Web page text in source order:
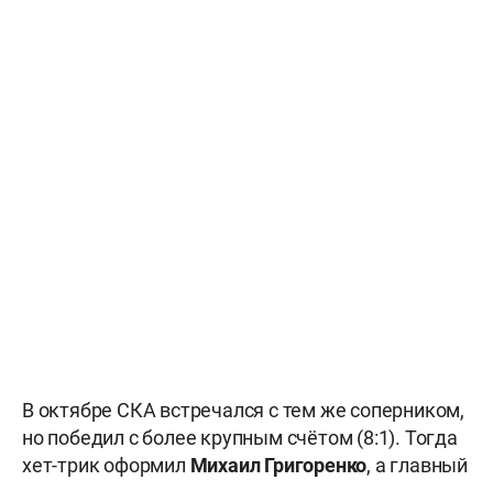
В октябре СКА встречался с тем же соперником,
но победил с более крупным счётом (8:1). Тогда
хет-трик оформил Михаил Григоренко, а главный